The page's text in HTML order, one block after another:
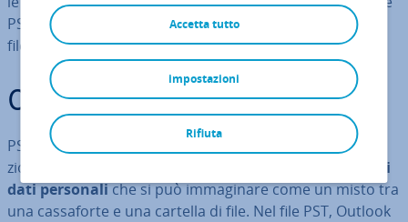
PST, dove sono me­mo­riz­za­ti e come si dif­fe­ren­zia­no dai
file OST.
Cos’è un file PST?
PST sta per
(tabella di ar­chi­via­
zio­ne personale). Un file PST è quindi
un con­te­ni­to­re di
dati personaliche si può im­ma­gi­na­re come un misto tra
una cas­sa­for­te e una cartella di file. Nel file PST, Outlook
Accetta tutto
Rifiuta
impostazioni